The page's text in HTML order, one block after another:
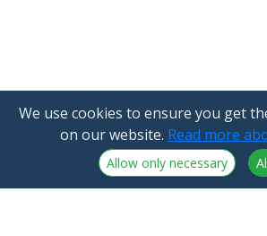
We use cookies to ensure you get
on our website. Read more
Allow only necessary